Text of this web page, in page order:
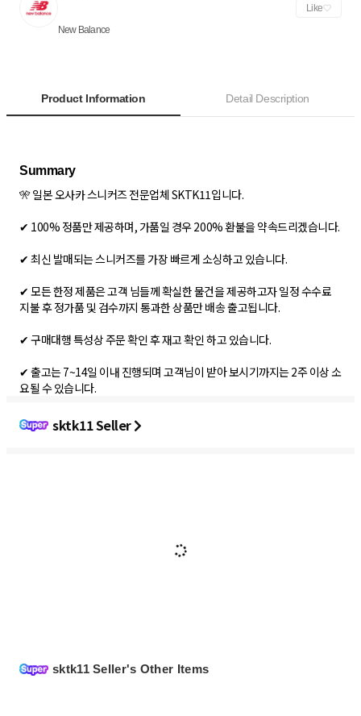
New Balance
Like
Product Information Detail Description
Summary
🎌 일본 오사카 스니커즈 전문업체 SKTK11입니다.
✔ 100% 정품만 제공하며, 가품일 경우 200% 환불을 약속드리겠습니다.
✔ 최신 발매되는 스니커즈를 가장 빠르게 소싱하고 있습니다.
✔ 모든 한정 제품은 고객 님들께 확실한 물건을 제공하고자 일정 수수료
지불 후 정가품 및 검수까지 통과한 상품만 배송 출고됩니다.
✔ 구매대행 특성상 주문 확인 후 재고 확인 하고 있습니다.
✔ 출고는 7~14일 이내 진행되며 고객님이 받아 보시기까지는 2주 이상 소
요될 수 있습니다.
sktk11 Seller
sktk11 Seller's Other Items